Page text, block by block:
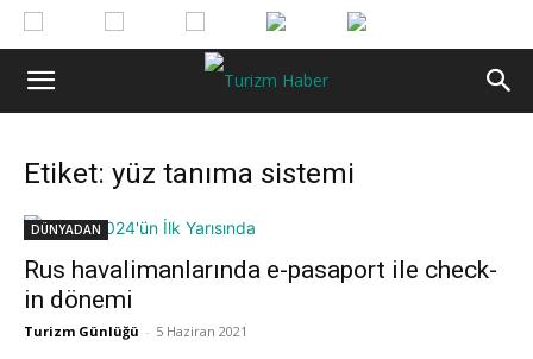
Etiket: yüz tanıma sistemi
DÜNYADAN
Rus havalimanlarında e-pasaport ile check-
in dönemi
Turizm Günlüğü - 5 Haziran 2021